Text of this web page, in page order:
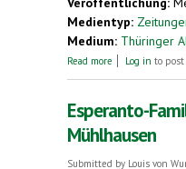
Medientyp:
Medium: Thüringer
Read more about Die
Log in to post
Esperanto-
Mühlhausen
Submitted by Louis von